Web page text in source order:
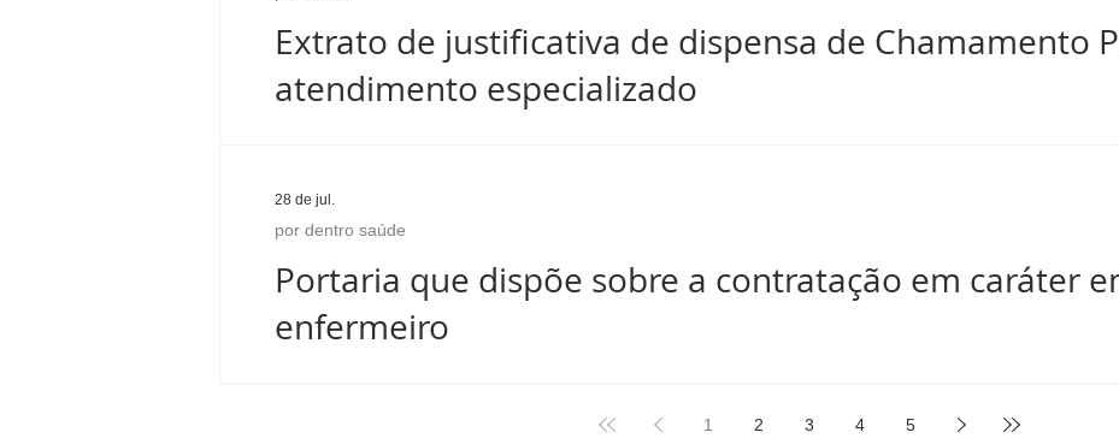
Extrato de justificativa de dispensa de Chamamento
atendimento especializado
Portaria que dispõe sobre a contratação em caráter
enfermeiro
por dentro saúde
28 de jul.
1 2 3 4 5